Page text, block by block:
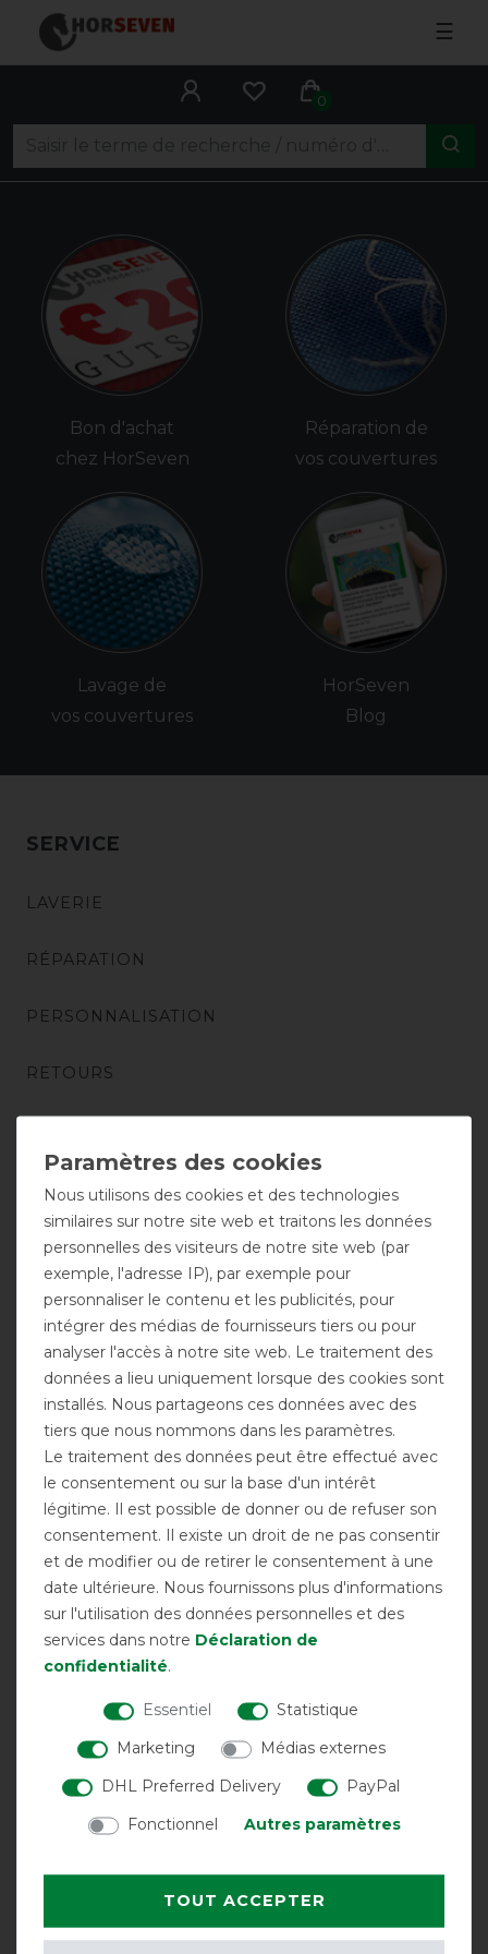
☰
0
Bon d'achat
chez HorSeven
Lavage de
vos couvertures
Réparation de
vos couvertures
HorSeven
Blog
SERVICE
LAVERIE
RÉPARATION
PERSONNALISATION
RETOURS
CONSEIL TÉLÉPHONIQUE
CONTACT
ACHATS
NOUVEAUTÉS
SOLDES
BON D'ACHAT
COMPTE CLIENTS
CONSEILS
Nous utilisons des cookies et des technologies
similaires sur notre site web et traitons les données
personnelles des visiteurs de notre site web (par
exemple, l'adresse IP), par exemple pour
personnaliser le contenu et les publicités, pour
intégrer des médias de fournisseurs tiers ou pour
analyser l'accès à notre site web. Le traitement des
données a lieu uniquement lorsque des cookies sont
installés. Nous partageons ces données avec des
tiers que nous nommons dans les paramètres.
Le traitement des données peut être effectué avec
le consentement ou sur la base d'un intérêt
légitime. Il est possible de donner ou de refuser son
consentement. Il existe un droit de ne pas consentir
et de modifier ou de retirer le consentement à une
date ultérieure. Nous fournissons plus d'informations
sur l'utilisation des données personnelles et des
services dans notre Déclaration de
confidentialité.
Essentiel
Statistique
Marketing
Médias externes
DHL Preferred Delivery
PayPal
Fonctionnel
Autres paramètres
TOUT ACCEPTER